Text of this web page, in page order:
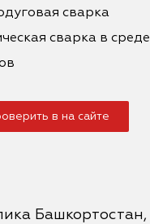
сварка
сварка в среде
в на сайте
Башкортостан,